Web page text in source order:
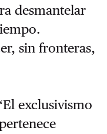
desmantelar
sin fronteras,
exclusivismo